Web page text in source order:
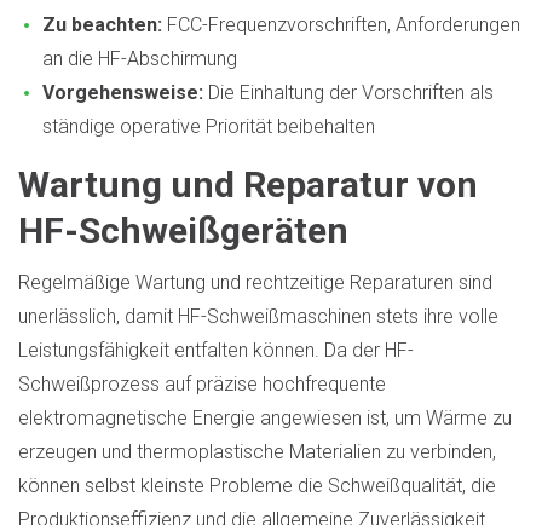
Zu beachten: FCC-Frequenzvorschriften, Anforderungen
an die HF-Abschirmung
Vorgehensweise: Die Einhaltung der Vorschriften als
ständige operative Priorität beibehalten
Wartung und Reparatur von
HF-Schweißgeräten
Regelmäßige Wartung und rechtzeitige Reparaturen sind
unerlässlich, damit HF-Schweißmaschinen stets ihre volle
Leistungsfähigkeit entfalten können. Da der HF-
Schweißprozess auf präzise hochfrequente
elektromagnetische Energie angewiesen ist, um Wärme zu
erzeugen und thermoplastische Materialien zu verbinden,
können selbst kleinste Probleme die Schweißqualität, die
Produktionseffizienz und die allgemeine Zuverlässigkeit